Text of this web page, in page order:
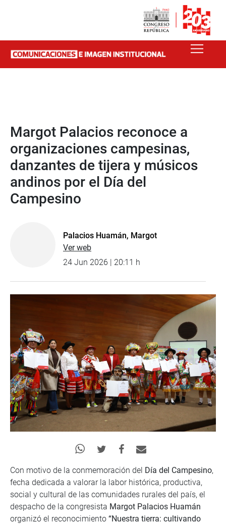
Margot Palacios reconoce a
organizaciones campesinas,
danzantes de tijera y músicos
andinos por el Día del
Campesino
Palacios Huamán, Margot
Ver web
24 Jun 2026 | 20:11 h
Con motivo de la conmemoración del Día del Campesino,
fecha dedicada a valorar la labor histórica, productiva,
social y cultural de las comunidades rurales del país, el
despacho de la congresista Margot Palacios Huamán
organizó el reconocimiento “Nuestra tierra: cultivando